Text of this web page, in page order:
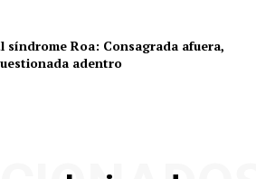
síndrome Roa: Consagrada afuera,
adentro